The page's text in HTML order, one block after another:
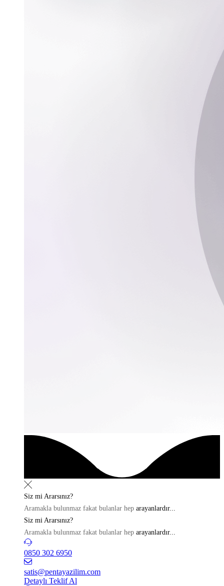
Siz mi Ararsınız?
Aramakla bulunmaz fakat bulanlar hep arayanlardır...
Siz mi Ararsınız?
Aramakla bulunmaz fakat bulanlar hep arayanlardır...
0850 302 6950
satis@pentayazilim.com
Detaylı Teklif Al